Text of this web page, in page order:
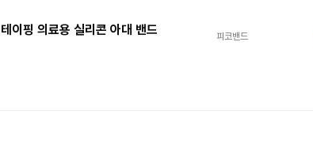
이핑 의료용 실리콘 아대 밴드 피코밴드